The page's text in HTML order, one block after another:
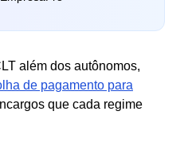
além dos autônomos,
de pagamento para
que cada regime